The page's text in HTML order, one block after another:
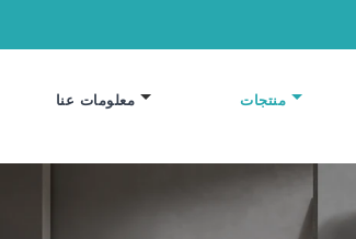
معلومات عنا منتجات